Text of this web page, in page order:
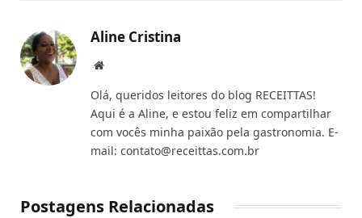
Aline Cristina
Website
Olá, queridos leitores do blog RECEITTAS!
Aqui é a Aline, e estou feliz em compartilhar
com vocês minha paixão pela gastronomia. E-
mail: contato@receittas.com.br
Postagens Relacionadas